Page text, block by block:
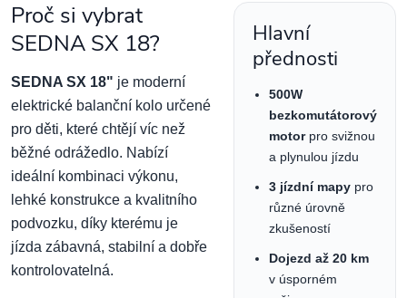
Proč si vybrat
SEDNA SX 18?
SEDNA SX 18" je moderní
elektrické balanční kolo určené
pro děti, které chtějí víc než
běžné odrážedlo. Nabízí
ideální kombinaci výkonu,
lehké konstrukce a kvalitního
podvozku, díky kterému je
jízda zábavná, stabilní a dobře
kontrolovatelná.
Hlavní
přednosti
500W
bezkomutátorový
motorpro svižnou
a plynulou jízdu
3 jízdní mapy pro
různé úrovně
zkušeností
Dojezd až 20 km
v úsporném